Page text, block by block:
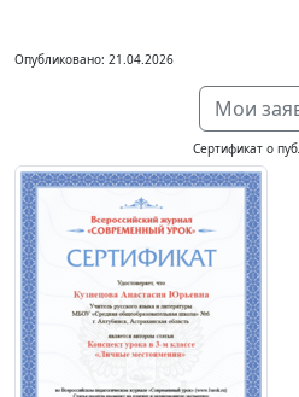
Опубликовано: 21.04.2026
Мои
Сертификат о